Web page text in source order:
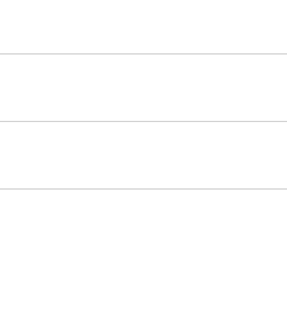
1:20)
dividen.